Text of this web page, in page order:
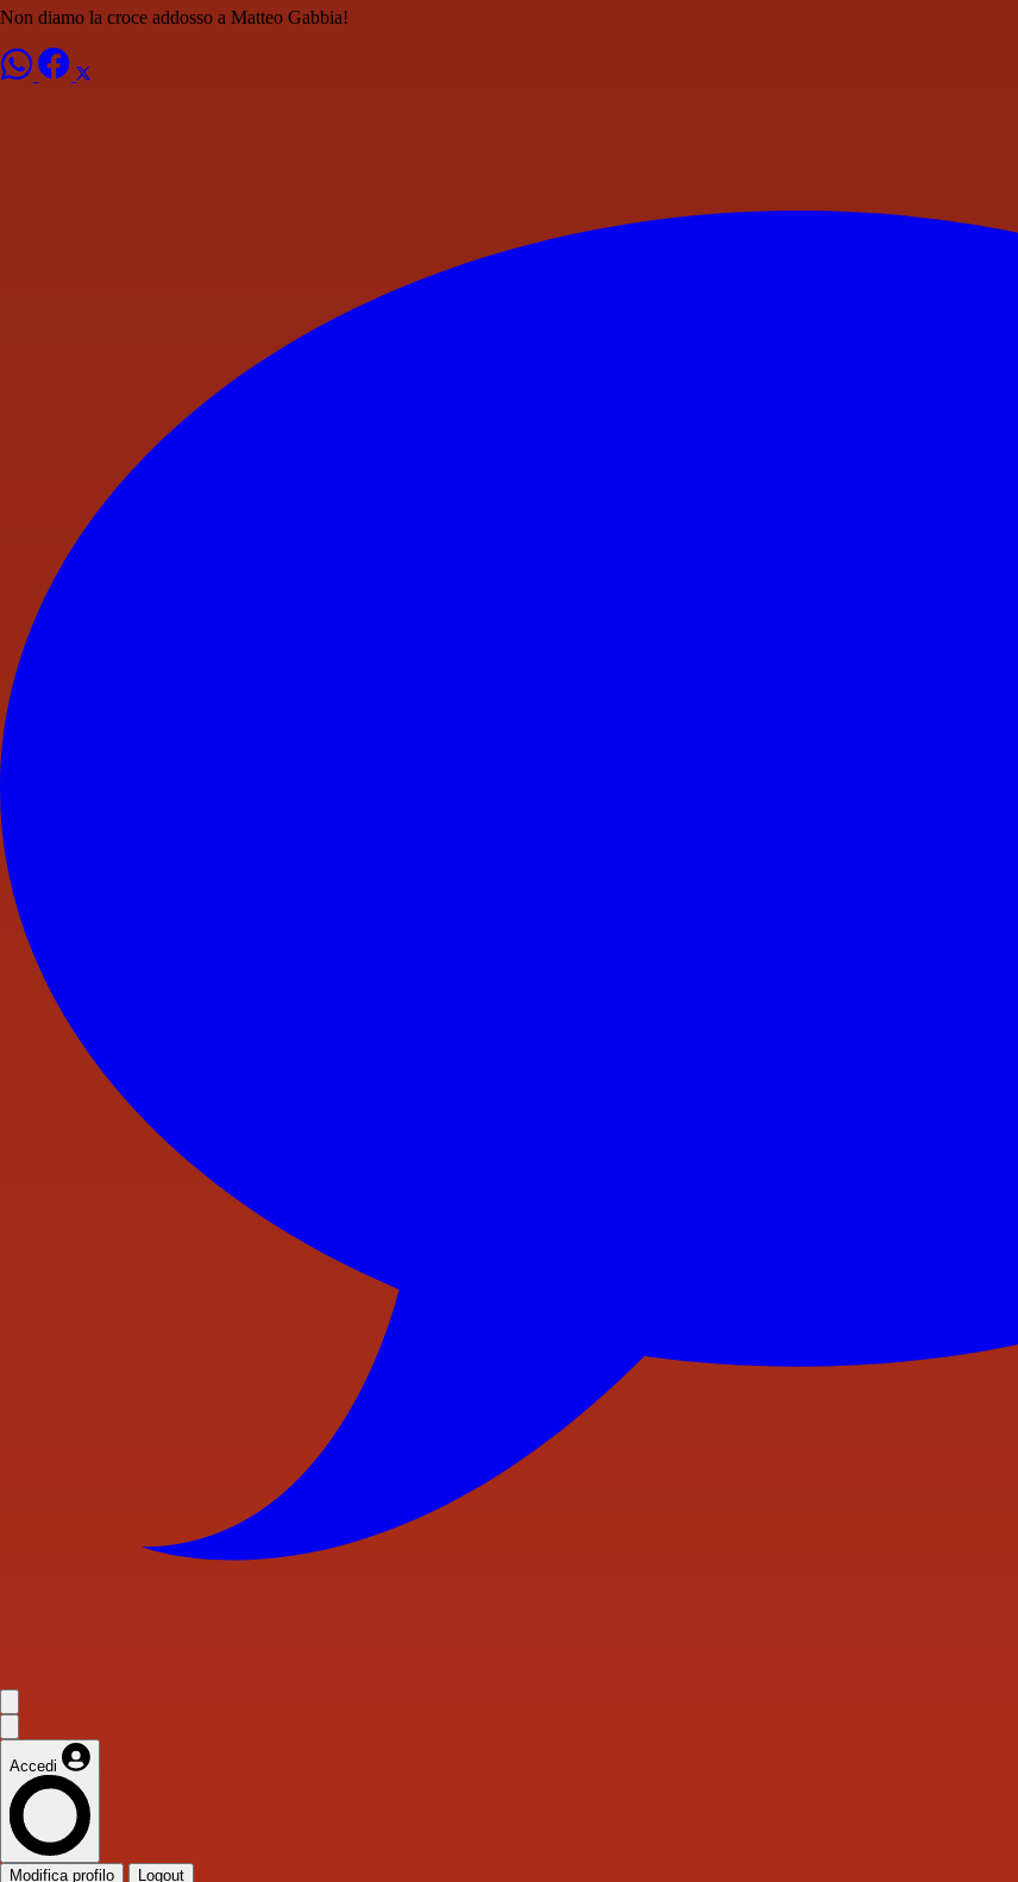
Non diamo la croce addosso a Matteo Gabbia!
Accedi
Modifica profilo Logout